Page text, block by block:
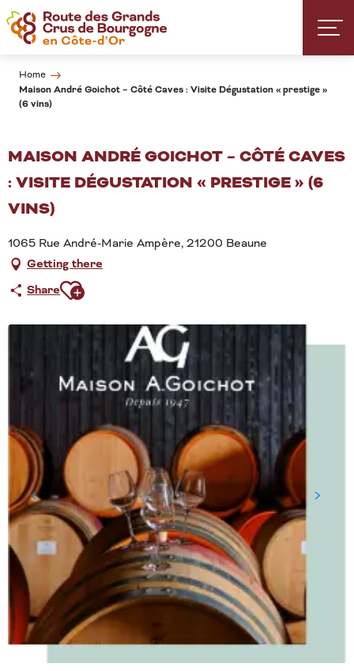
Aller
au
contenu
Home
Maison André Goichot – Côté Caves : Visite Dégustation « prestige »
(6 vins)
MAISON ANDRÉ GOICHOT – CÔTÉ CAVES
: VISITE DÉGUSTATION « PRESTIGE » (6
VINS)
1065 Rue André-Marie Ampère, 21200 Beaune
Getting there
ShareAjouter aux favoris